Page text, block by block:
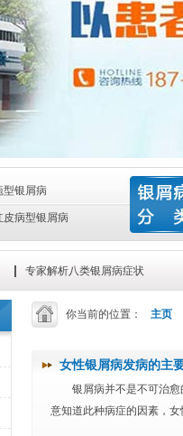
型银屑病
皮病型银屑病
| 专家解析八类银屑病症状
你当前的位置： 主页
女性银屑病发病的主
银屑病并不是不可治
意知道此种病症的因素，